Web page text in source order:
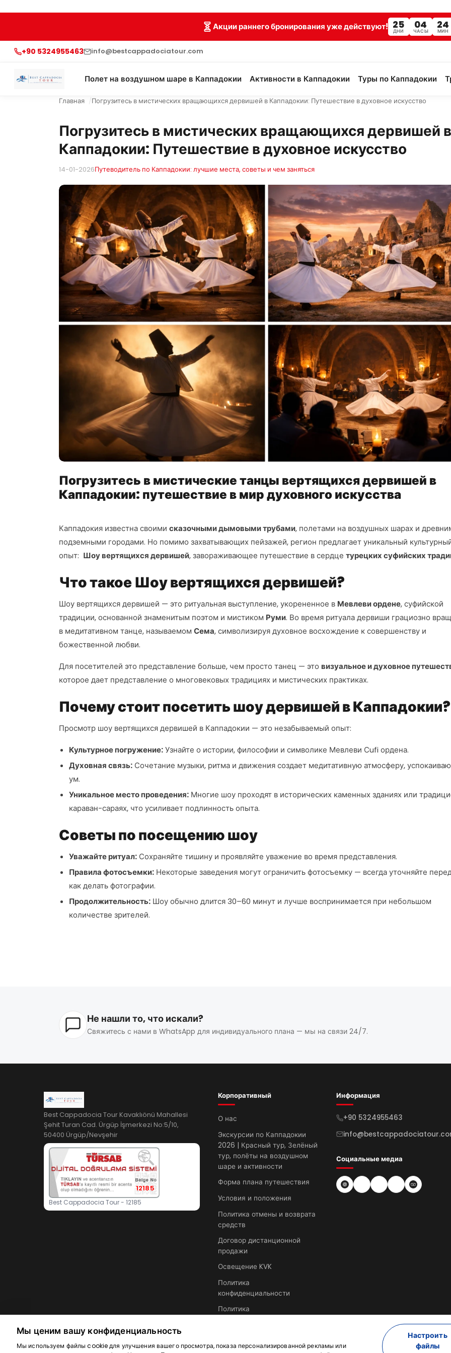
Акции раннего бронирования уже действуют! 25
ДНИ
04
ЧАСЫ
24
МИН
+90 5324955463 info@bestcappadociatour.com
Полет на воздушном шаре в Каппадокии Активности в Каппадокии Туры по Каппадокии
Главная Погрузитесь в мистических вращающихся дервишей в Каппадокии: Путешествие в духовное искусство
Погрузитесь в мистических вращающихся дервишей в
Каппадокии: Путешествие в духовное искусство
14-01-2026Путеводитель по Каппадокии: лучшие места, советы и чем заняться
Погрузитесь в мистические танцы вертящихся дервишей в
Каппадокии: путешествие в мир духовного искусства
Каппадокия известна своими сказочными дымовыми трубами, полетами на воздушных шарах и
подземными городами. Но помимо захватывающих пейзажей, регион предлагает уникальный
опыт: Шоу вертящихся дервишей, завораживающее путешествие в сердце турецких суфийских
Что такое Шоу вертящихся дервишей?
Шоу вертящихся дервишей — это ритуальная выступление, укорененное в Мевлеви ордене, суфийской
традиции, основанной знаменитым поэтом и мистиком Руми. Во время ритуала дервиши грациозно
в медитативном танце, называемом Сема, символизируя духовное восхождение к совершенству и
божественной любви.
Для посетителей это представление больше, чем просто танец — это визуальное и духовное
которое дает представление о многовековых традициях и мистических практиках.
Почему стоит посетить шоу дервишей в Каппадокии?
Просмотр шоу вертящихся дервишей в Каппадокии — это незабываемый опыт:
Культурное погружение:Узнайте о истории, философии и символике Мевлеви Сufi ордена.
Духовная связь: Сочетание музыки, ритма и движения создает медитативную атмосферу,
ум.
Уникальное место проведения: Многие шоу проходят в исторических каменных зданиях или
караван-сараях, что усиливает подлинность опыта.
Советы по посещению шоу
Уважайте ритуал: Сохраняйте тишину и проявляйте уважение во время представления.
Правила фотосъемки: Некоторые заведения могут ограничить фотосъемку — всегда уточняйте
как делать фотографии.
Продолжительность: Шоу обычно длится 30–60 минут и лучше воспринимается при небольшом
количестве зрителей.
Не нашли то, что искали?
Свяжитесь с нами в WhatsApp для индивидуального плана — мы на связи 24/7.
Best Cappadocia Tour Kavaklıönü Mahallesi
Şehit Turan Cad. Ürgüp İşmerkezi No:5/10,
50400 Ürgüp/Nevşehir
12185
Best Cappadocia Tour - 12185
Корпоративный
О нас
Экскурсии по Каппадокии
2026 | Красный тур, Зелёный
тур, полёты на воздушном
шаре и активности
Форма плана путешествия
Условия и положения
Политика отмены и возврата
средств
Договор дистанционной
продажи
Освещение KVK
Политика
конфиденциальности
Политика
Информация
+90 5324955463
Социальные медиа
Мы ценим вашу конфиденциальность
Мы используем файлы cookie для улучшения вашего просмотра, показа персонализированной рекламы или
Настроить
файлы